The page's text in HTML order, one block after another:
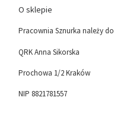
O sklepie
Pracownia Sznurka należy do
QRK Anna Sikorska
Prochowa 1/2 Kraków
NIP 8821781557